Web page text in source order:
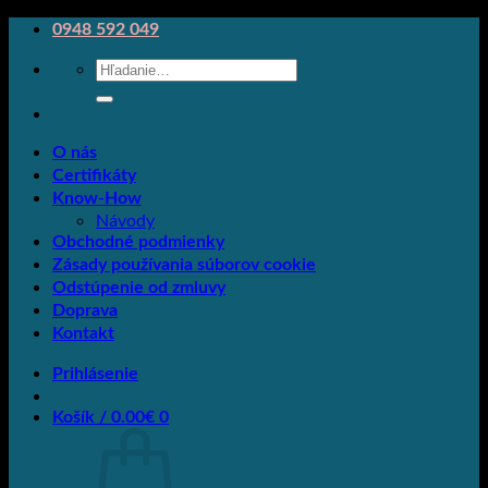
Skip
content
0948 592 049
Hľadať:
O nás
Certifikáty
Know-How
Návody
Obchodné podmienky
Zásady používania súborov cookie
Odstúpenie od zmluvy
Doprava
Kontakt
Prihlásenie
Košík / 0.00€ 0